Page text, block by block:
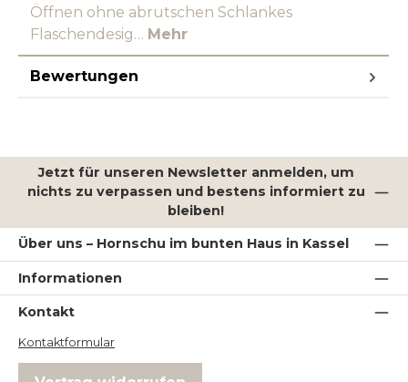
Öffnen ohne abrutschen Schlankes
Flaschendesig… Mehr
Bewertungen
Jetzt für unseren Newsletter anmelden, um
nichts zu verpassen und bestens informiert zu
bleiben!
Über uns – Hornschu im bunten Haus in Kassel
Informationen
Kontakt
Kontaktformular